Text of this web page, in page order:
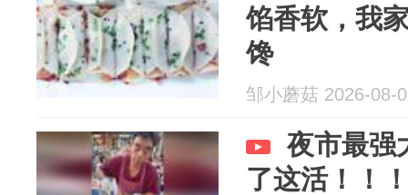
馅香软，我
馋
邹小蘑菇 2026-08-
夜市最强
了这活！！